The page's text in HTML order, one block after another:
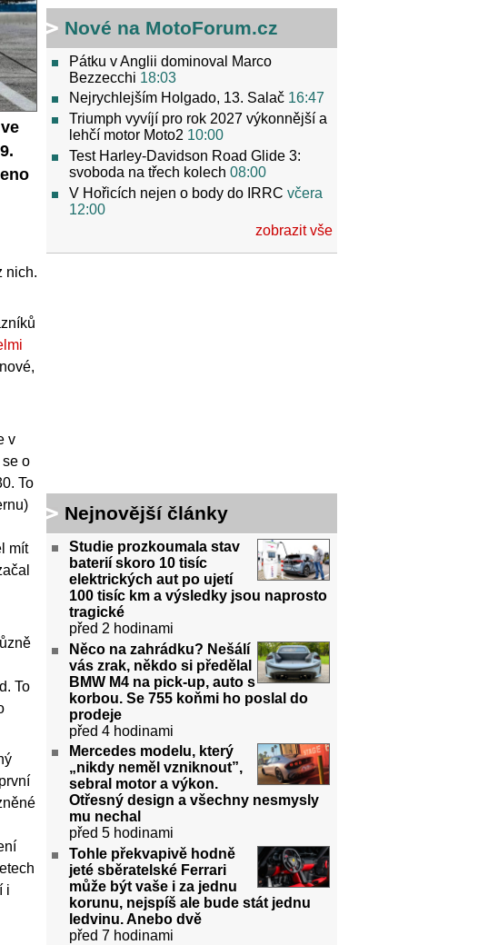
nich.
v
o
To
mít
To
i
Nové na MotoForum.cz
Pátku v Anglii dominoval Marco
Bezzecchi 18:03
Nejrychlejším Holgado, 13. Salač 16:47
Triumph vyvíjí pro rok 2027 výkonnější a
lehčí motor Moto2 10:00
Test Harley-Davidson Road Glide 3:
svoboda na třech kolech 08:00
V Hořicích nejen o body do IRRC včera
12:00
zobrazit vše
Nejnovější články
Studie prozkoumala stav
baterií skoro 10 tisíc
elektrických aut po ujetí
100 tisíc km a výsledky jsou naprosto
tragické
před 2 hodinami
Něco na zahrádku? Nešálí
vás zrak, někdo si předělal
BMW M4 na pick-up, auto s
korbou. Se 755 koňmi ho poslal do
prodeje
před 4 hodinami
Mercedes modelu, který
„nikdy neměl vzniknout”,
sebral motor a výkon.
Otřesný design a všechny nesmysly
mu nechal
před 5 hodinami
Tohle překvapivě hodně
jeté sběratelské Ferrari
může být vaše i za jednu
korunu, nejspíš ale bude stát jednu
ledvinu. Anebo dvě
před 7 hodinami